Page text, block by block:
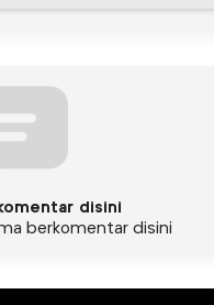
disini
berkomentar disini